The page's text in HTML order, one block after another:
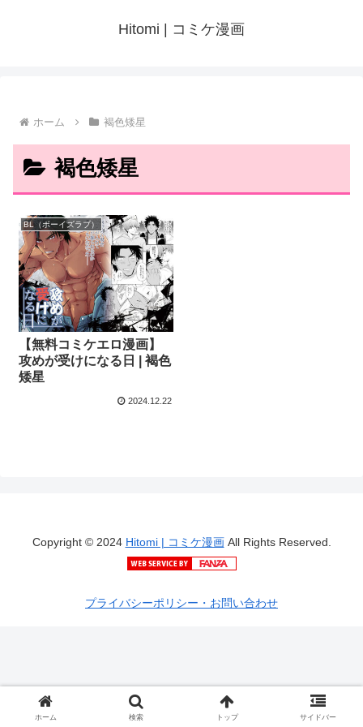
Hitomi | コミケ漫画
ホーム 褐色矮星
褐色矮星
BL（ボーイズラブ）
【無料コミケエロ漫画】
攻めが受けになる日 | 褐色
矮星
2024.12.22
Copyright © 2024 Hitomi | コミケ漫画All Rights Reserved.
プライバシーポリシー・お問い合わせ
ホーム 検索 トップ サイドバー